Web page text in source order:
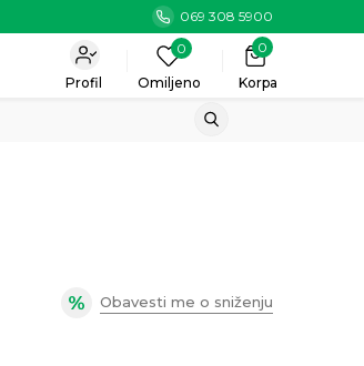
069 308 5900
Korpa
0
0
Omiljeno
Profil
Obavesti me o sniženju